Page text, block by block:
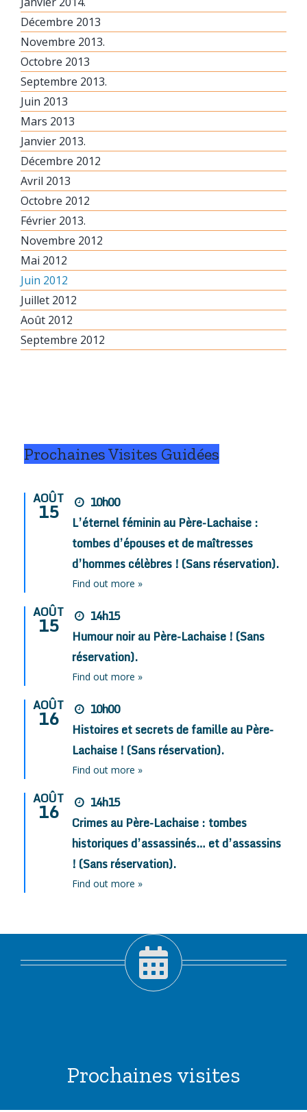
Décembre 2013
Novembre 2013.
Octobre 2013
Septembre 2013.
Juin 2013
Mars 2013
Janvier 2013.
Décembre 2012
Avril 2013
Octobre 2012
Février 2013.
Novembre 2012
Mai 2012
Juin 2012
Juillet 2012
Août 2012
Septembre 2012
Prochaines Visites Guidées
AOÛT
15
10h00
L’éternel féminin au Père-Lachaise :
tombes d’épouses et de maîtresses
d’hommes célèbres ! (Sans réservation).
Find out more »
AOÛT
15
14h15
Humour noir au Père-Lachaise ! (Sans
réservation).
Find out more »
AOÛT
16
10h00
Histoires et secrets de famille au Père-
Lachaise ! (Sans réservation).
Find out more »
AOÛT
16
14h15
Crimes au Père-Lachaise : tombes
historiques d’assassinés… et d’assassins
! (Sans réservation).
Find out more »
Prochaines visites